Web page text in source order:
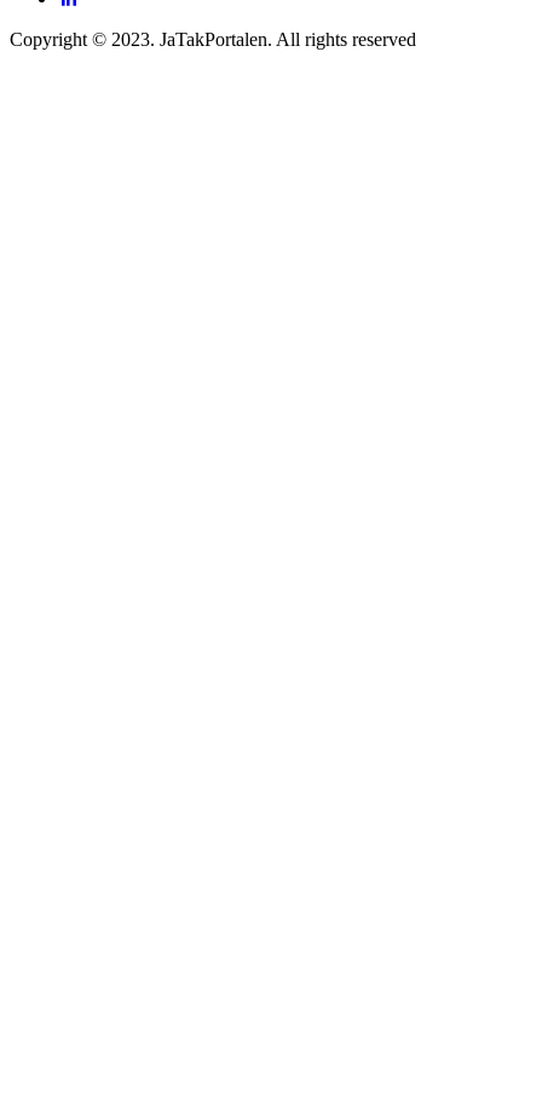
Copyright © 2023. JaTakPortalen. All rights reserved